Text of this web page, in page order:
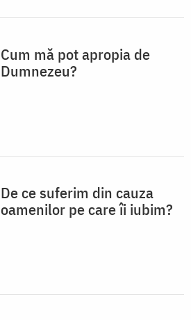
Cum mă pot apropia de
Dumnezeu?
De ce suferim din cauza
oamenilor pe care îi iubim?